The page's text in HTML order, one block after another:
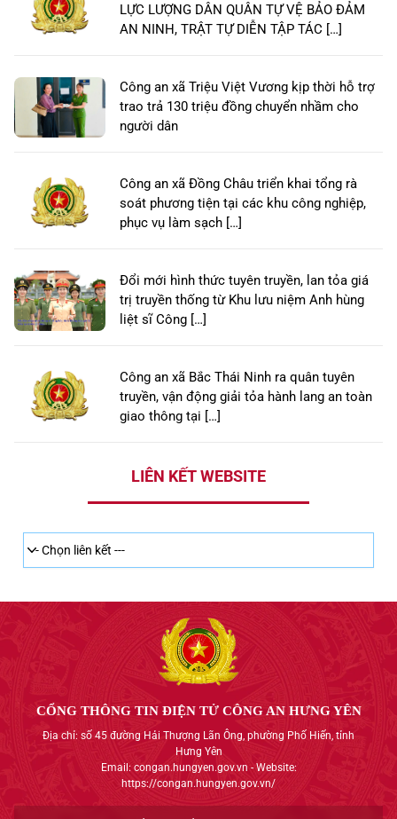
LỰC LƯỢNG DÂN QUÂN TỰ VỆ BẢO ĐẢM
AN NINH, TRẬT TỰ DIỄN TẬP TÁC […]
Công an xã Triệu Việt Vương kịp thời hỗ trợ
trao trả 130 triệu đồng chuyển nhầm cho
người dân
Công an xã Đồng Châu triển khai tổng rà
soát phương tiện tại các khu công nghiệp,
phục vụ làm sạch […]
Đổi mới hình thức tuyên truyền, lan tỏa giá
trị truyền thống từ Khu lưu niệm Anh hùng
liệt sĩ Công […]
Công an xã Bắc Thái Ninh ra quân tuyên
truyền, vận động giải tỏa hành lang an toàn
giao thông tại […]
LIÊN KẾT WEBSITE
CỔNG THÔNG TIN ĐIỆN TỬ CÔNG AN HƯNG YÊN
Địa chỉ: số 45 đường Hải Thượng Lãn Ông, phường Phố Hiến, tỉnh
Hưng Yên
Email: congan.hungyen.gov.vn - Website:
https://congan.hungyen.gov.vn/